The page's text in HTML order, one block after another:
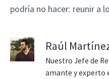
podría no hacer: reunir a
Raúl
Nuestro Jefe de
amante y experto